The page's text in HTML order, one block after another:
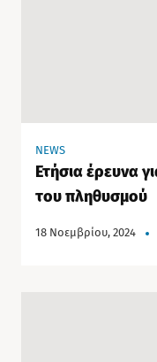
NEWS
Ετήσια έρευνα
του πληθυσμού
18 Νοεμβρίου, 2024